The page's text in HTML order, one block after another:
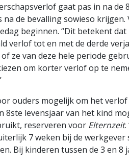
gaat pas in na de
na de bevalling sowieso
beginnen. “Dit betekent
verlof tot en met de derde
ze van deze hele periode
om korter verlof op te
ouders mogelijk om het
8ste levensjaar van het kind
reserveren voor Elternzeit
7 weken bij de
Bij kinderen tussen de 3 en